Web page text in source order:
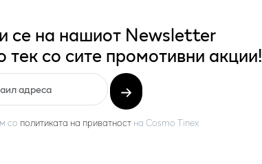
се на нашиот Newsletter
тек со сите промотивни акции!
со политиката на приватност на Cosmo Tinex